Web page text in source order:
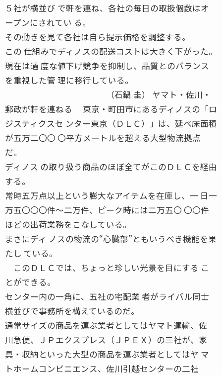
５社が横並び で軒を連ね、各社の毎日の取扱個数はオ
ープンにされてい る。
その動きを見て各社は自ら提示価格を調整する。
この 仕組みでディノスの配送コストは大きく下がった。
現在は過 度な値下げ競争を抑制し、品質とのバランス
を重視した管 理に移行している。
（石鍋 圭） ヤマト・佐川・
郵政が軒を連ねる 東京・町田市にあるディノスの「ロ
ジスティクスセ ンター東京（ＤＬＣ）」は、延べ床面積
が五万二〇〇 〇平方メートルを超える大型物流拠点
だ。
ディノス の取り扱う商品のほぼ全てがこのＤＬＣを経由
する。
常時五万点以上という膨大なアイテムを在庫し、一 日一
万五〇〇〇件〜二万件、ピーク時には二万五〇 〇〇件
ほどの出荷業務をこなしている。
まさにディ ノスの物流の“心臓部”ともいうべき機能を果
たし ている。
このＤＬＣでは、ちょっと珍しい光景を目にする こ
とができる。
センター内の一角に、五社の宅配業 者がライバル同士
横並びで事務所を構えているのだ。
通常サイズの商品を運ぶ業者としてはヤマト運輸、佐
川急便、ＪＰエクスプレス（ＪＰＥＸ）の三社が、家
具・収納といった大型の商品を運ぶ業者としてはヤ マ
トホームコンビニエンス、佐川引越センターの二社